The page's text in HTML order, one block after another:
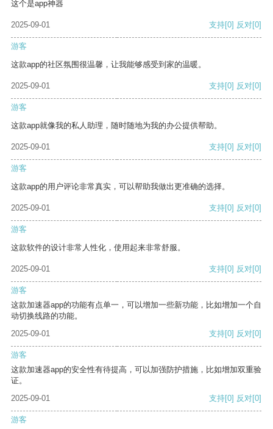
这个是app神器
2025-09-01 支持[0] 反对[0]
游客
这款app的社区氛围很温馨，让我能够感受到家的温暖。
2025-09-01 支持[0] 反对[0]
游客
这款app就像我的私人助理，随时随地为我的办公提供帮助。
2025-09-01 支持[0] 反对[0]
游客
这款app的用户评论非常真实，可以帮助我做出更准确的选择。
2025-09-01 支持[0] 反对[0]
游客
这款软件的设计非常人性化，使用起来非常舒服。
2025-09-01 支持[0] 反对[0]
游客
这款加速器app的功能有点单一，可以增加一些新功能，比如增加一个自
动切换线路的功能。
2025-09-01
支持[0] 反对[0]
游客
这款加速器app的安全性有待提高，可以加强防护措施，比如增加双重验
证。
2025-09-01
支持[0] 反对[0]
游客